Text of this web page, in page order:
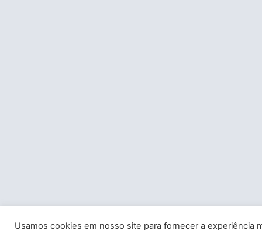
Usamos cookies em nosso site para fornecer a experiência